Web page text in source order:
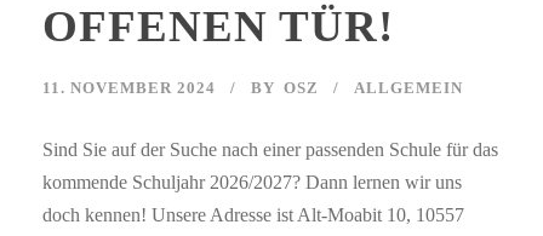
OFFENEN TÜR!
11. NOVEMBER 2024 BY OSZ ALLGEMEIN
Sind Sie auf der Suche nach einer passenden Schule für das
kommende Schuljahr 2026/2027? Dann lernen wir uns
doch kennen! Unsere Adresse ist Alt-Moabit 10, 10557